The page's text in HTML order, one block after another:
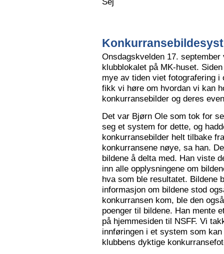
Onsdagskvelden 17.
klubblokalet på MK-huset.
mye av tiden viet fotografering
fikk vi høre om hvordan vi kan
konkurransebilder og deres
Det var Bjørn Ole som tok for
seg et system for dette, og
konkurransebilder helt tilbake
konkurransene nøye, sa han.
bildene å delta med. Han viste
inn alle opplysningene om
hva som ble resultatet. Bildene
informasjon om bildene stod
konkurransen kom, ble den
poenger til bildene. Han mente
på hjemmesiden til NSFF. Vi
innføringen i et system som
klubbens dyktige